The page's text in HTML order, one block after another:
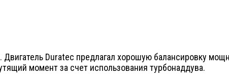
Duratec предлагал хорошую балансировку
момент за счет использования турбонаддува.